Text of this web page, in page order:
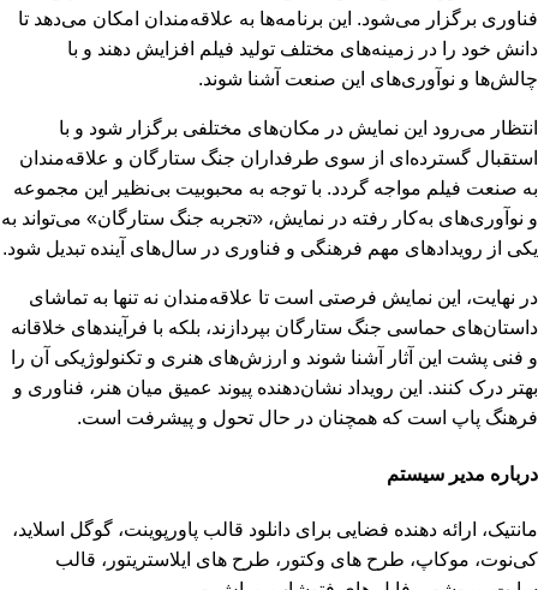
فناوری برگزار می‌شود. این برنامه‌ها به علاقه‌مندان امکان می‌دهد تا
دانش خود را در زمینه‌های مختلف تولید فیلم افزایش دهند و با
چالش‌ها و نوآوری‌های این صنعت آشنا شوند.
انتظار می‌رود این نمایش در مکان‌های مختلفی برگزار شود و با
استقبال گسترده‌ای از سوی طرفداران جنگ ستارگان و علاقه‌مندان
به صنعت فیلم مواجه گردد. با توجه به محبوبیت بی‌نظیر این مجموعه
و نوآوری‌های به‌کار رفته در نمایش، «تجربه جنگ ستارگان» می‌تواند به
یکی از رویدادهای مهم فرهنگی و فناوری در سال‌های آینده تبدیل شود.
در نهایت، این نمایش فرصتی است تا علاقه‌مندان نه تنها به تماشای
داستان‌های حماسی جنگ ستارگان بپردازند، بلکه با فرآیندهای خلاقانه
و فنی پشت این آثار آشنا شوند و ارزش‌های هنری و تکنولوژیکی آن را
بهتر درک کنند. این رویداد نشان‌دهنده پیوند عمیق میان هنر، فناوری و
فرهنگ پاپ است که همچنان در حال تحول و پیشرفت است.
درباره مدیر سیستم
مانتیک، ارائه دهنده فضایی برای دانلود قالب پاورپوینت، گوگل اسلاید،
کی‌نوت، موکاپ، طرح های وکتور، طرح های ایلاستریتور، قالب